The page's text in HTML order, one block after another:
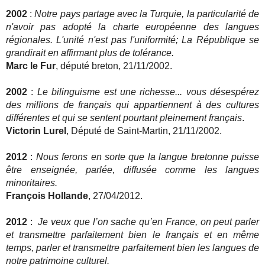
2002 :Notre pays partage avec la Turquie, la particularité de
n'avoir pas adopté la charte européenne des langues
régionales. L'unité n'est pas l'uniformité; La République se
grandirait en affirmant plus de tolérance.
Marc le Fur, député breton, 21/11/2002.
2002 : Le bilinguisme est une richesse... vous désespérez
des millions de français qui appartiennent à des cultures
différentes et qui se sentent pourtant pleinement français.
Victorin Lurel , Député de Saint-Martin, 21/11/2002.
2012 : Nous ferons en sorte que la langue bretonne puisse
être enseignée, parlée, diffusée comme les langues
minoritaires.
François Hollande, 27/04/2012.
2012 :Je veux que l’on sache qu’en France, on peut parler
et transmettre parfaitement bien le français et en même
temps, parler et transmettre parfaitement bien les langues de
notre patrimoine culturel.